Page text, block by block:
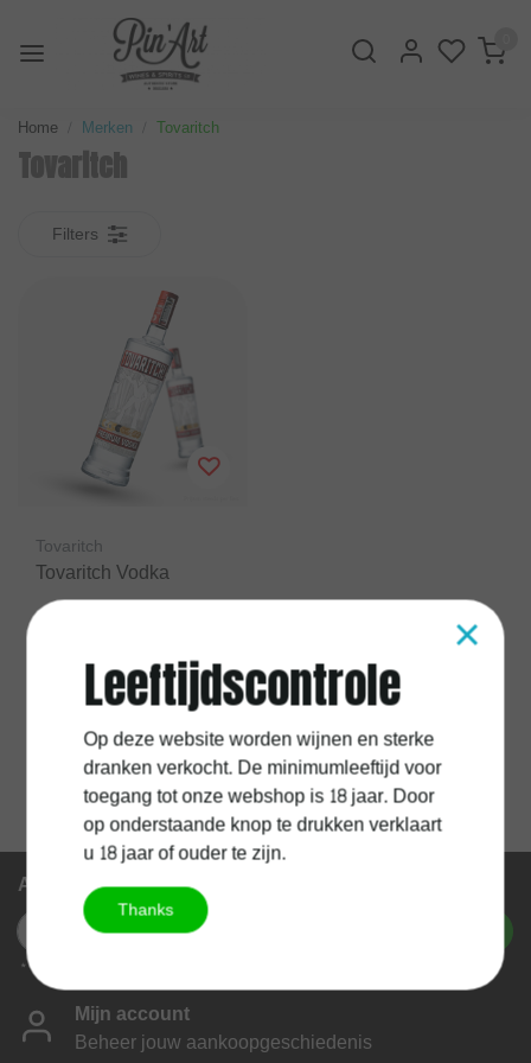
Home Merken Tovaritch
Tovaritch
Filters
Tovaritch
Tovaritch Vodka
Abonneer je op onze nieuwsbrief
* We'll never share your email with anyone else.
Mijn account
Beheer jouw aankoopgeschiedenis
×
Leeftijdscontrole
Op deze website worden wijnen en sterke
dranken verkocht. De minimumleeftijd voor
toegang tot onze webshop is 18 jaar. Door
op onderstaande knop te drukken verklaart
u 18 jaar of ouder te zijn.
Thanks